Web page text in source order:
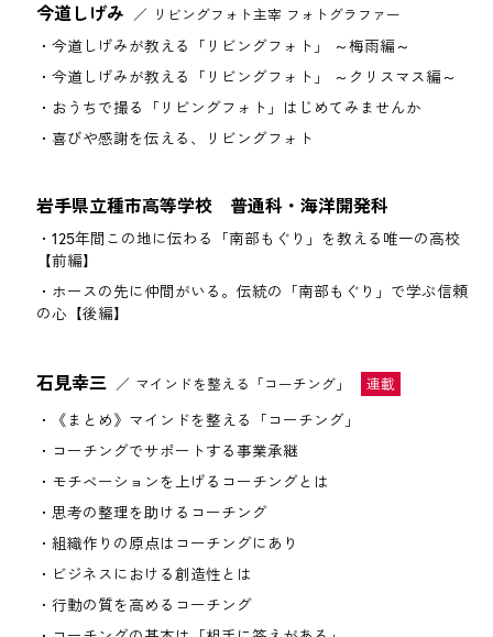
今道しげみ
リビングフォト主宰 フォトグラファー
今道しげみが教える「リビングフォト」 ～梅雨編～
今道しげみが教える「リビングフォト」 ～クリスマス編～
おうちで撮る「リビングフォト」はじめてみませんか
喜びや感謝を伝える、リビングフォト
岩手県立種市高等学校 普通科・海洋開発科
125年間この地に伝わる「南部もぐり」を教える唯一の高校
【前編】
ホースの先に仲間がいる。伝統の「南部もぐり」で学ぶ信頼
の心【後編】
石見幸三 マインドを整える「コーチング」
《まとめ》マインドを整える「コーチング」
コーチングでサポートする事業承継
モチベーションを上げるコーチングとは
思考の整理を助けるコーチング
組織作りの原点はコーチングにあり
ビジネスにおける創造性とは
行動の質を高めるコーチング